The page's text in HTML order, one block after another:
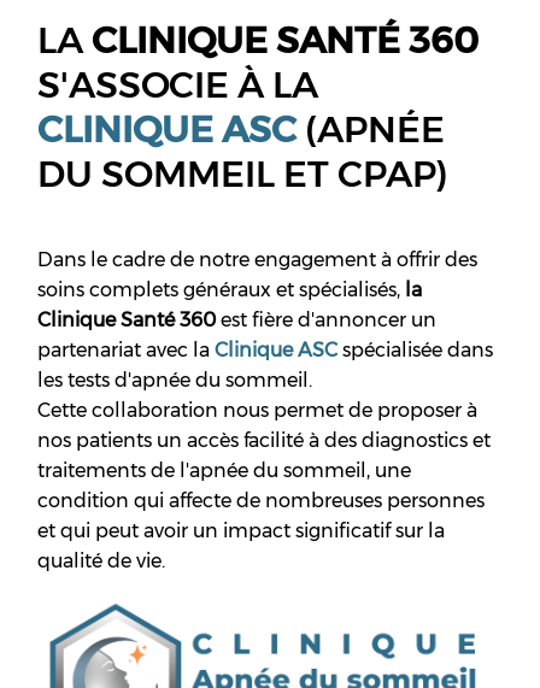
LACLINIQUE SANTÉ 360
S'ASSOCIE À LA
CLINIQUE ASC(APNÉE
DU SOMMEIL ET CPAP)
Dans le cadre de notre engagement à offrir des
soins complets généraux et spécialisés, la
Clinique Santé 360est fière d'annoncer un
partenariat avec laClinique ASCspécialisée dans
les tests d'apnée du sommeil.
Cette collaboration nous permet de proposer à
nos patients un accès facilité à des diagnostics et
traitements de l'apnée du sommeil, une
condition qui affecte de nombreuses personnes
et qui peut avoir un impact significatif sur la
qualité de vie.